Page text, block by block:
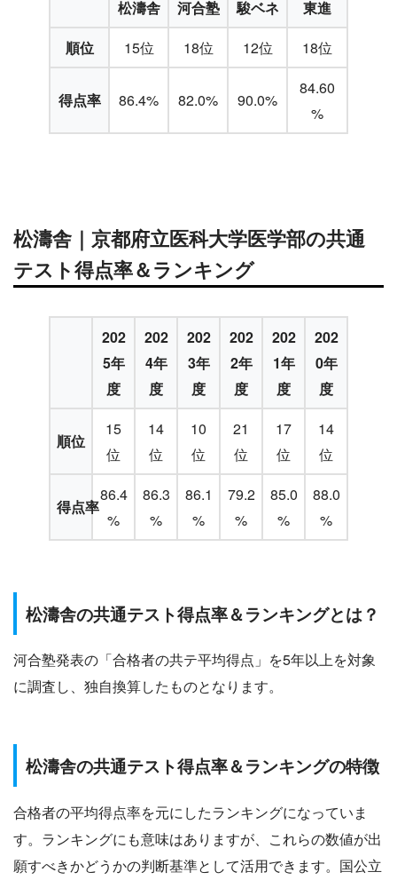
松濤舎 河合塾 駿ベネ
東進
順位
15位 18位 12位 18位
得点率 86.4% 82.0% 90.0%
84.60
%
松濤舎｜京都府立医科大学医学部の共通
テスト得点率＆ランキング
202
5年
度
202
4年
度
202
3年
度
202
2年
度
202
1年
度
202
0年
度
順位
15
位
14
位
10
位
21
位
17
位
14
位
得点率
86.4
%
86.3
%
86.1
%
79.2
%
85.0
%
88.0
%
松濤舎の共通テスト得点率＆ランキングとは？
河合塾発表の「合格者の共テ平均得点」を5年以上を対象
に調査し、独自換算したものとなります。
松濤舎の共通テスト得点率＆ランキングの特徴
合格者の平均得点率を元にしたランキングになっていま
す。ランキングにも意味はありますが、これらの数値が出
願すべきかどうかの判断基準として活用できます。国公立